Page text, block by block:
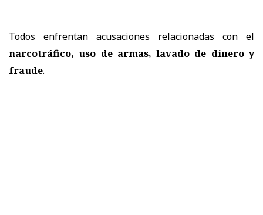
Todos enfrentan acusaciones relacionadas con el
narcotráfico, uso de armas, lavado de dinero y
fraude.